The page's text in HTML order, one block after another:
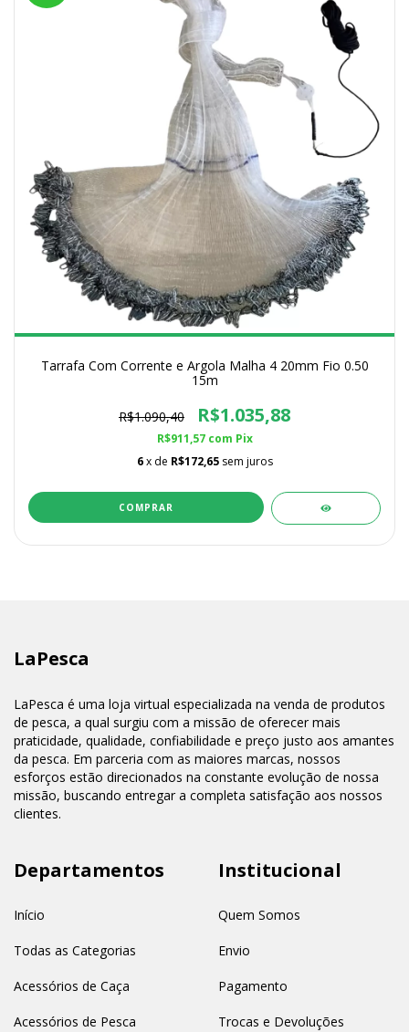
Tarrafa Com Corrente e Argola Malha 4 20mm Fio 0.50
15m
R$1.090,40 R$1.035,88
R$911,57 com Pix
6 x de R$172,65 sem juros
LaPesca
LaPesca é uma loja virtual especializada na venda de produtos
de pesca, a qual surgiu com a missão de oferecer mais
praticidade, qualidade, confiabilidade e preço justo aos amantes
da pesca. Em parceria com as maiores marcas, nossos
esforços estão direcionados na constante evolução de nossa
missão, buscando entregar a completa satisfação aos nossos
clientes.
Departamentos
Início
Todas as Categorias
Acessórios de Caça
Acessórios de Pesca
Institucional
Quem Somos
Envio
Pagamento
Trocas e Devoluções